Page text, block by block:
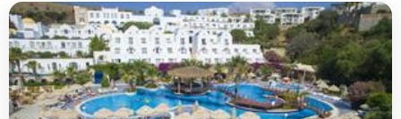
Bekijk Deal